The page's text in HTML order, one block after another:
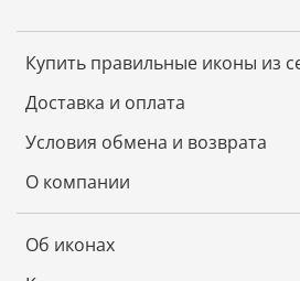
Икона не требует чистки
Она не темнеет от времени.
смахивать с нее пыль мягкой
блеском долгие годы.
Купить правильные иконы из
Доставка и оплата
Условия обмена и возврата
О компании
Об иконах